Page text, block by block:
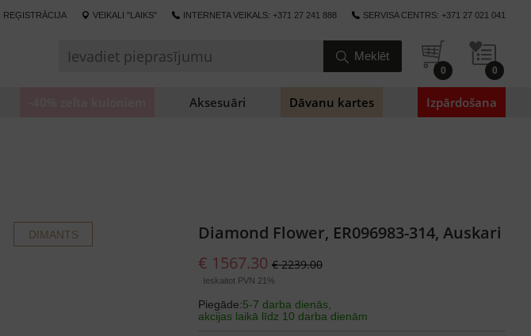
REĢISTRĀCIJA VEIKALI "LAIKS" INTERNETA VEIKALS: +371 27 241 888 SERVISA CENTRS: +371 27 021 041
0 0
Aksesuāri Dāvanu kartes Izpārdošana
DIMANTS
Diamond Flower, ER096983-314, Auskari
€ 1567.30 € 2239.00
Ieskaitot PVN 21%
Piegāde:5-7 darba dienās,
akcijas laikā līdz 10 darba dienām